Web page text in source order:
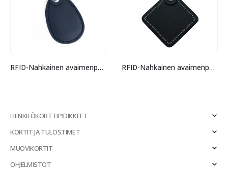
RFID-Nahkainen avaimenperä pisara RFID-Nahkainen avaimenperä salmiakki
HENKILÖKORTTIPIDIKKEET
KORTIT JA TULOSTIMET
MUOVIKORTIT
OHJELMISTOT